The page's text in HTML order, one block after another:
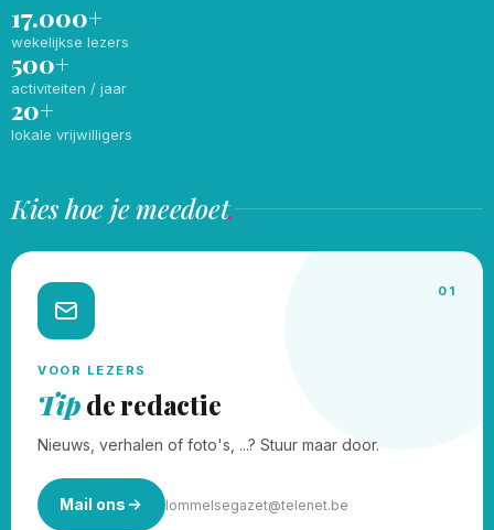
17.000+
wekelijkse lezers
500+
activiteiten / jaar
20+
lokale vrijwilligers
Kies hoe je meedoet.
01
VOOR LEZERS
Tipde redactie
Nieuws, verhalen of foto's, ...? Stuur maar door.
Mail ons lommelsegazet@telenet.be